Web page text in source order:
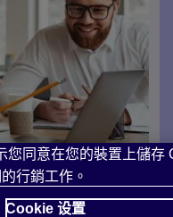
同意在您的裝置上儲存
行銷工作。
Cookie 设置